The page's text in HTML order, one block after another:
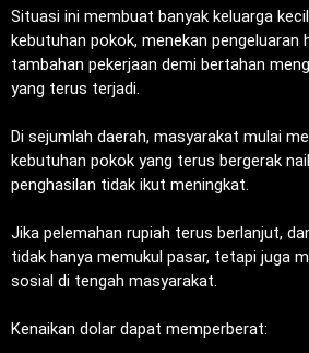
‎Situasi ini membuat banyak keluarga
kebutuhan pokok, menekan pengeluaran
tambahan pekerjaan demi bertahan
yang terus terjadi.
‎Di sejumlah daerah, masyarakat mulai
kebutuhan pokok yang terus bergerak
penghasilan tidak ikut meningkat.
‎Jika pelemahan rupiah terus berlanjut,
tidak hanya memukul pasar, tetapi juga
sosial di tengah masyarakat.
‎Kenaikan dolar dapat memperberat: